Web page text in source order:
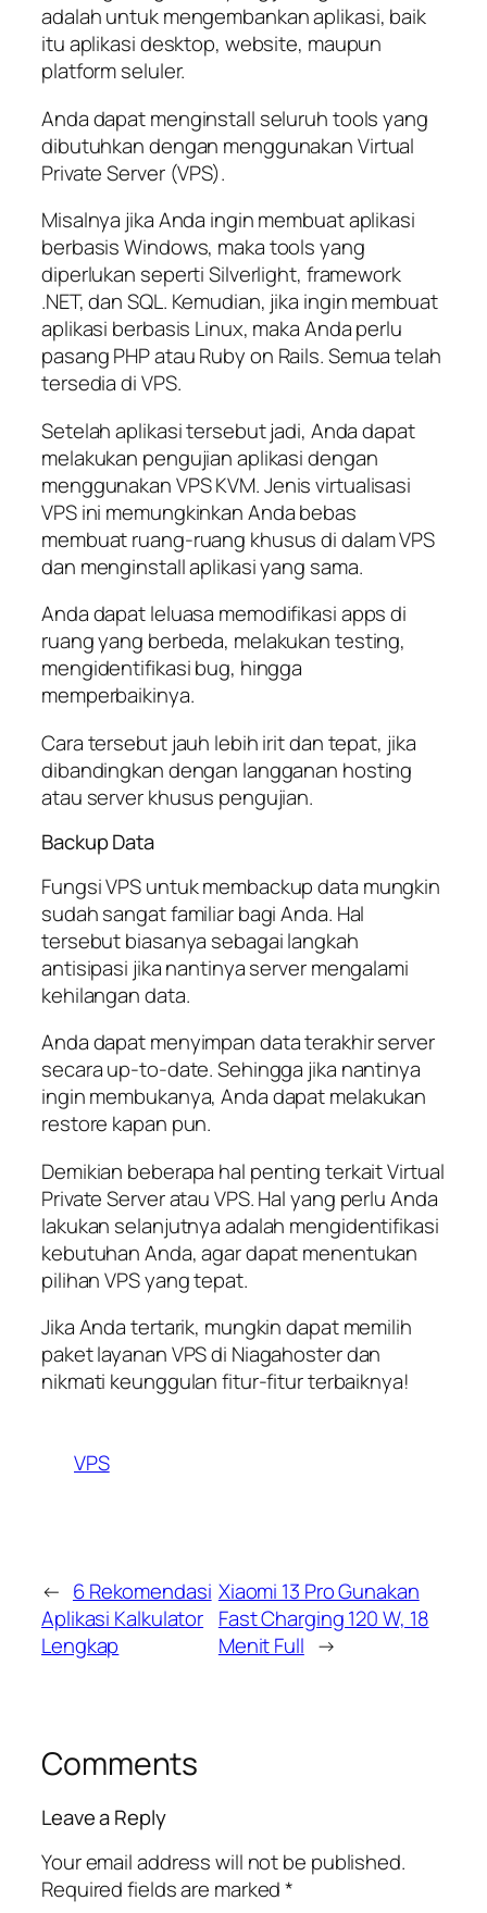
adalah untuk mengembankan aplikasi, baik
itu aplikasi desktop, website, maupun
platform seluler.
Anda dapat menginstall seluruh tools yang
dibutuhkan dengan menggunakan Virtual
Private Server (VPS).
Misalnya jika Anda ingin membuat aplikasi
berbasis Windows, maka tools yang
diperlukan seperti Silverlight, framework
.NET, dan SQL. Kemudian, jika ingin membuat
aplikasi berbasis Linux, maka Anda perlu
pasang PHP atau Ruby on Rails. Semua telah
tersedia di VPS.
Setelah aplikasi tersebut jadi, Anda dapat
melakukan pengujian aplikasi dengan
menggunakan VPS KVM. Jenis virtualisasi
VPS ini memungkinkan Anda bebas
membuat ruang-ruang khusus di dalam VPS
dan menginstall aplikasi yang sama.
Anda dapat leluasa memodifikasi apps di
ruang yang berbeda, melakukan testing,
mengidentifikasi bug, hingga
memperbaikinya.
Cara tersebut jauh lebih irit dan tepat, jika
dibandingkan dengan langganan hosting
atau server khusus pengujian.
Backup Data
Fungsi VPS untuk membackup data mungkin
sudah sangat familiar bagi Anda. Hal
tersebut biasanya sebagai langkah
antisipasi jika nantinya server mengalami
kehilangan data.
Anda dapat menyimpan data terakhir server
secara up-to-date. Sehingga jika nantinya
ingin membukanya, Anda dapat melakukan
restore kapan pun.
Demikian beberapa hal penting terkait Virtual
Private Server atau VPS. Hal yang perlu Anda
lakukan selanjutnya adalah mengidentifikasi
kebutuhan Anda, agar dapat menentukan
pilihan VPS yang tepat.
Jika Anda tertarik, mungkin dapat memilih
paket layanan VPS di Niagahoster dan
nikmati keunggulan fitur-fitur terbaiknya!
VPS
← 6 Rekomendasi
Aplikasi Kalkulator
Lengkap
Xiaomi 13 Pro Gunakan
Fast Charging 120 W, 18
Menit Full →
Comments
Leave a Reply
Your email address will not be published.
Required fields are marked*